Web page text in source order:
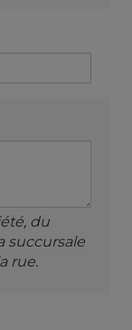
du
succursale
rue.